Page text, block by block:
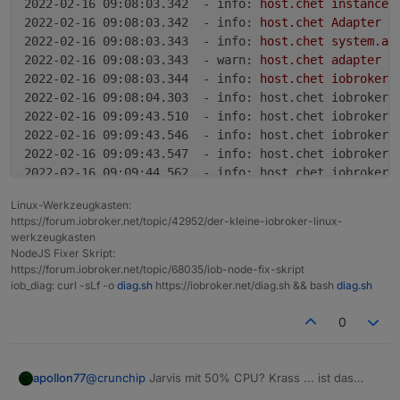
2022-02-16 09:08:03.342  - info: host.chet instance
2022-02-16 09:08:03.342  - info:
host.chet Adapter
2022-02-16 09:08:03.343  - info:
host.chet
2022-02-16 09:08:03.343  - warn:
host.chet adapter
2022-02-16 09:08:03.344  - info:
host.chet iobroker
2022-02-16 09:08:04.303  - info: host.chet iobroker
2022-02-16 09:09:43.510  - info: host.chet iobroker
2022-02-16 09:09:43.546  - info: host.chet iobroker
2022-02-16 09:09:43.547  - info: host.chet iobroker
2022-02-16 09:09:44.562  - info: host.chet iobroker
2022-02-16 09:09:46.203  - info:
2022-02-16 09:09:46.274  - info:
ble.0 (123582)
2022-02-16 09:09:46.276  - info:
2022-02-16 09:09:46.279  - info: ble.0 (123582)
2022-02-16 09:09:46.282  - info: ble.0 (123582)
host.chet instance
2022-02-16 09:09:46.795  - warn: host.chet adapter
Linux-Werkzeugkasten:
https://forum.iobroker.net/topic/42952/der-kleine-iobroker-linux-
werkzeugkasten
NodeJS Fixer Skript:
https://forum.iobroker.net/topic/68035/iob-node-fix-skript
iob_diag: curl -sLf -o diag.sh https://iobroker.net/diag.sh && bash diag.sh
0
apollon77@crunchip Jarvis mit 50% CPU? Krass ... ist das